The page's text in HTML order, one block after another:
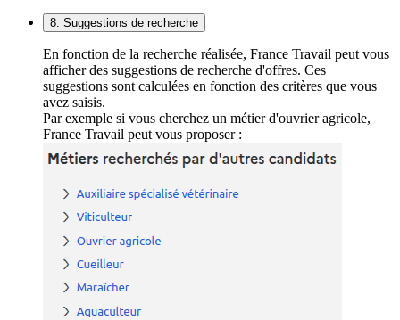
8. Suggestions de recherche
En fonction de la recherche réalisée, France Travail peut vous
afficher des suggestions de recherche d'offres. Ces
suggestions sont calculées en fonction des critères que vous
avez saisis.
Par exemple si vous cherchez un métier d'ouvrier agricole,
France Travail peut vous proposer :